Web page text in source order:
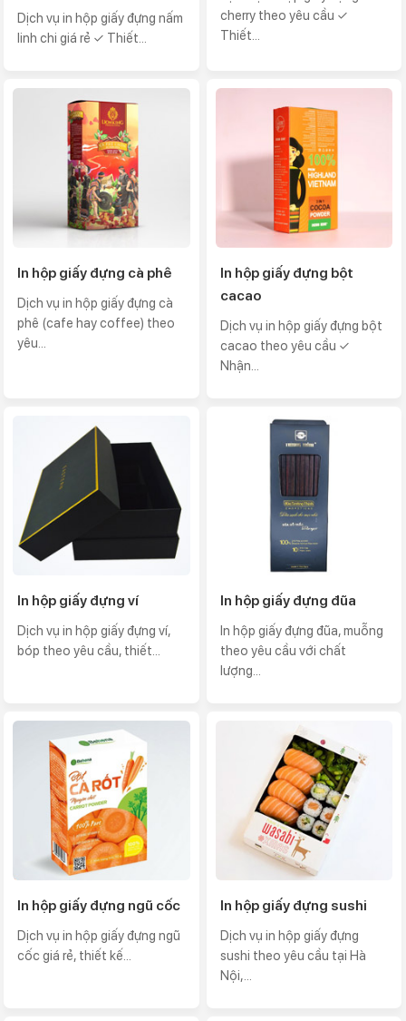
Dịch vụ in hộp giấy đựng nấm
linh chi giá rẻ ✓ Thiết...
cherry theo yêu cầu ✓
Thiết...
In hộp giấy đựng cà phê
Dịch vụ in hộp giấy đựng cà
phê (cafe hay coffee) theo
yêu...
In hộp giấy đựng bột
cacao
Dịch vụ in hộp giấy đựng bột
cacao theo yêu cầu ✓
Nhận...
In hộp giấy đựng ví
Dịch vụ in hộp giấy đựng ví,
bóp theo yêu cầu, thiết...
In hộp giấy đựng đũa
In hộp giấy đựng đũa, muỗng
theo yêu cầu với chất
lượng...
In hộp giấy đựng ngũ cốc
Dịch vụ in hộp giấy đựng ngũ
cốc giá rẻ, thiết kế...
In hộp giấy đựng sushi
Dịch vụ in hộp giấy đựng
sushi theo yêu cầu tại Hà
Nội,...